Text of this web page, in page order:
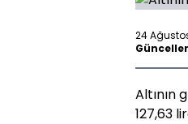
24
Altının
127,63